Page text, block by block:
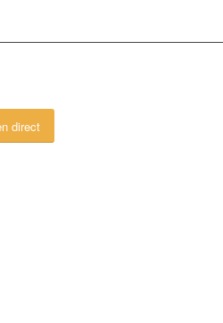
direct